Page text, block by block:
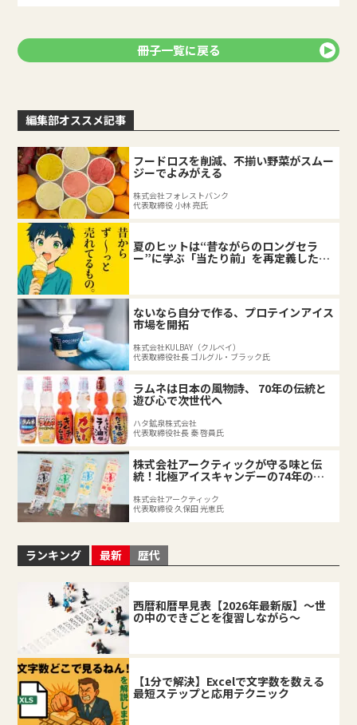
冊子一覧に戻る
編集部オススメ記事
フードロスを削減、不揃い野菜がスムー
ジーでよみがえる
株式会社フォレストバンク
代表取締役 小林 亮氏
夏のヒットは“昔ながらのロングセラ
ー”に学ぶ「当たり前」を再定義した企
業の底力
ないなら自分で作る、プロテインアイス
市場を開拓
株式会社KULBAY（クルベイ）
代表取締役社長 ゴルグル・ブラック氏
ラムネは日本の風物詩、 70年の伝統と
遊び心で次世代へ
ハタ鉱泉株式会社
代表取締役社長 秦 啓員氏
株式会社アークティックが守る味と伝
統！北極アイスキャンデーの74年の軌
株式会社アークティック
代表取締役 久保田 光恵氏
ランキング 最新 歴代
西暦和暦早見表【2026年最新版】～世
の中のできごとを復習しながら～
【1分で解決】Excelで文字数を数える
最短ステップと応用テクニック